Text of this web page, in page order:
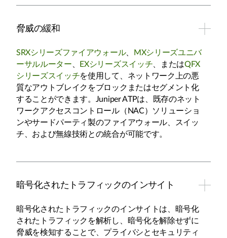
脅威の緩和
SRXシリーズファイアウォール、
MXシリーズユニバ
ーサルルーター
EXシリーズスイッチ 、またはQFX
シリーズスイッチを使用して、ネットワーク上の悪
質なアウトブレイクをブロックまたはセグメント化
することができます。Juniper ATPは、既存のネット
ワークアクセスコントロール（NAC）ソリューショ
ンやサードパーティ製のファイアウォール、スイッ
チ、および無線技術との統合が可能です。
暗号化されたトラフィックのインサイト
暗号化されたトラフィックのインサイトは、暗号化
されたトラフィックを解析し、暗号化を解除せずに
脅威を検知することで、プライバシとセキュリティ